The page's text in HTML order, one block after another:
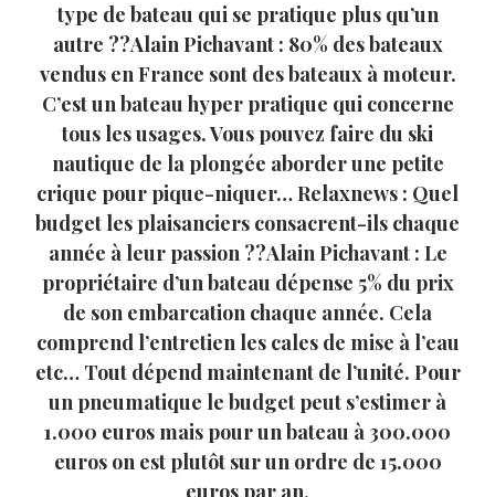
type de bateau qui se pratique plus qu’un
autre ??Alain Pichavant : 80% des bateaux
vendus en France sont des bateaux à moteur.
C’est un bateau hyper pratique qui concerne
tous les usages. Vous pouvez faire du ski
nautique de la plongée aborder une petite
crique pour pique-niquer… Relaxnews : Quel
budget les plaisanciers consacrent-ils chaque
année à leur passion ??Alain Pichavant : Le
propriétaire d’un bateau dépense 5% du prix
de son embarcation chaque année. Cela
comprend l’entretien les cales de mise à l’eau
etc… Tout dépend maintenant de l’unité. Pour
un pneumatique le budget peut s’estimer à
1.000 euros mais pour un bateau à 300.000
euros on est plutôt sur un ordre de 15.000